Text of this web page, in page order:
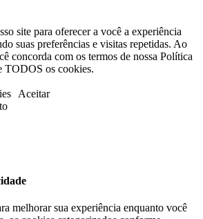
site para oferecer a você a experiência
suas preferências e visitas repetidas. Ao
concorda com os termos de nossa Política
TODOS os cookies.
Aceitar
melhorar sua experiência enquanto você